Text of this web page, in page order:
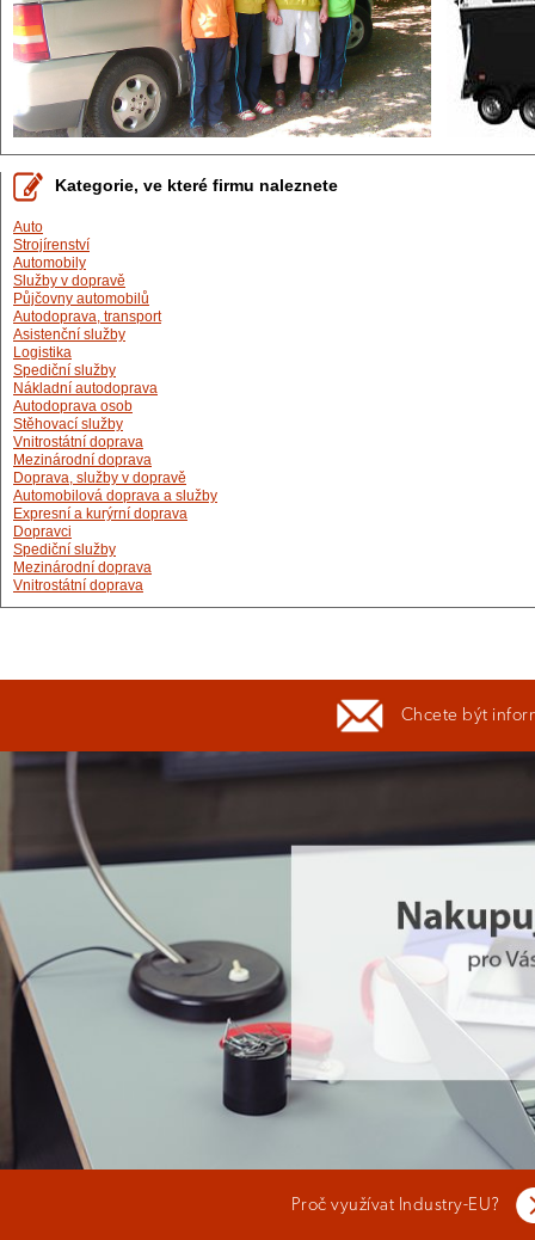
Kategorie, ve které firmu naleznete
Auto
Strojírenství
Automobily
Služby v dopravě
Půjčovny automobilů
Autodoprava, transport
Asistenční služby
Logistika
Spediční služby
Nákladní autodoprava
Autodoprava osob
Stěhovací služby
Vnitrostátní doprava
Mezinárodní doprava
Doprava, služby v dopravě
Automobilová doprava a služby
Expresní a kurýrní doprava
Dopravci
Spediční služby
Mezinárodní doprava
Vnitrostátní doprava
Chcete být
Proč využívat Industry-EU?